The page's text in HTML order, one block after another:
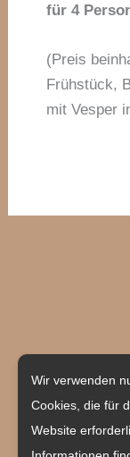
für 4
(Preis
Frühstück,
mit Vesper
Wir verwenden
Cookies, die für
Website